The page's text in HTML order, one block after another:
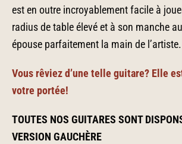
est en outre incroyablement facile à
radius de table élevé et à son manche
épouse parfaitement la main de l’artiste.
Vous rêviez d’une telle guitare? Elle
votre portée!
TOUTES NOS GUITARES SONT
VERSION GAUCHÈRE